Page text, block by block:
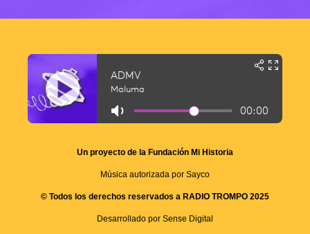
Un proyecto de la Fundación Mi Historia
Música autorizada por Sayco
© Todos los derechos reservados a RADIO TROMPO 2025
Desarrollado por Sense Digital